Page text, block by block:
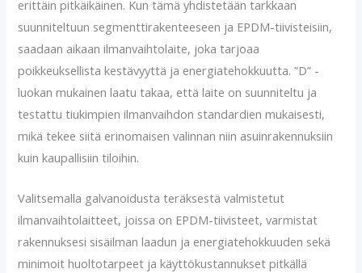
erittäin pitkäikäinen. Kun tämä yhdistetään tarkkaan
suunniteltuun segmenttirakenteeseen ja EPDM-tiivisteisiin,
saadaan aikaan ilmanvaihtolaite, joka tarjoaa
poikkeuksellista kestävyyttä ja energiatehokkuutta. ”D” -
luokan mukainen laatu takaa, että laite on suunniteltu ja
testattu tiukimpien ilmanvaihdon standardien mukaisesti,
mikä tekee siitä erinomaisen valinnan niin asuinrakennuksiin
kuin kaupallisiin tiloihin.
Valitsemalla galvanoidusta teräksestä valmistetut
ilmanvaihtolaitteet, joissa on EPDM-tiivisteet, varmistat
rakennuksesi sisäilman laadun ja energiatehokkuuden sekä
minimoit huoltotarpeet ja käyttökustannukset pitkällä